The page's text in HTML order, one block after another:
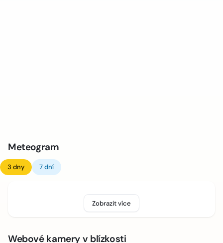
Meteogram
3 dny 7 dní
Zobrazit více
Webové kamery v blízkosti